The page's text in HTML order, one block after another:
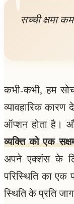
सच्ची क्षमा
कभी-कभी, हम
व्यावहारिक
ऑप्शन होता है।
व्यक्ति को एक
अपने एक्शंस के
परिस्थिति का एक
स्थिति के प्रति